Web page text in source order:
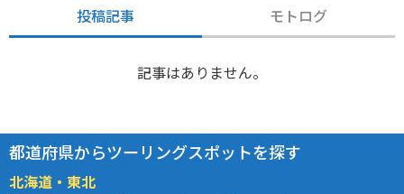
投稿記事 モトログ
記事はありません。
都道府県からツーリングスポットを探す
北海道・東北